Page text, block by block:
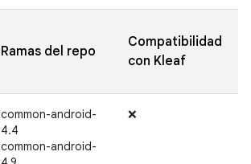
Ramas del repo
Compatibilidad
con Kleaf
common-android-
4.4
common-android-
❌